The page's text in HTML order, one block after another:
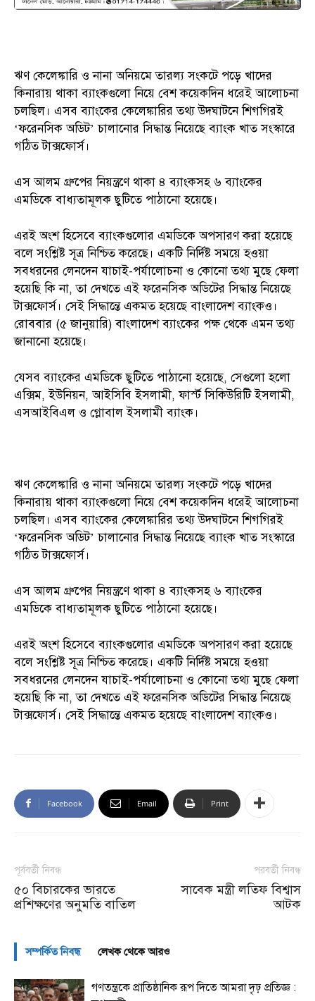
ঋণ কেলেঙ্কারি ও নানা অনিয়মে তারল্য সংকটে পড়ে খাদের
কিনারায় থাকা ব্যাংকগুলো নিয়ে বেশ কয়েকদিন ধরেই আলোচনা
চলছিল। এসব ব্যাংকের কেলেঙ্কারির তথ্য উদঘাটনে শিগগিরই
‘ফরেনসিক অডিট’ চালানোর সিদ্ধান্ত নিয়েছে ব্যাংক খাত সংস্কারে
গঠিত টাক্সফোর্স।
এস আলম গ্রুপের নিয়ন্ত্রণে থাকা ৪ ব্যাংকসহ ৬ ব্যাংকের
এমডিকে বাধ্যতামূলক ছুটিতে পাঠানো হয়েছে।
এরই অংশ হিসেবে ব্যাংকগুলোর এমডিকে অপসারণ করা হয়েছে
বলে সংশ্লিষ্ট সূত্র নিশ্চিত করেছে। একটি নির্দিষ্ট সময়ে হওয়া
সবধরনের লেনদেন যাচাই-পর্যালোচনা ও কোনো তথ্য মুছে ফেলা
হয়েছি কি না, তা দেখতে এই ফরেনসিক অডিটের সিদ্ধান্ত নিয়েছে
টাক্সফোর্স। সেই সিদ্ধান্তে একমত হয়েছে বাংলাদেশ ব্যাংকও।
রোববার (৫ জানুয়ারি) বাংলাদেশ ব্যাংকের পক্ষ থেকে এমন তথ্য
জানানো হয়েছে।
যেসব ব্যাংকের এমডিকে ছুটিতে পাঠানো হয়েছে, সেগুলো হলো
এক্সিম, ইউনিয়ন, আইসিবি ইসলামী, ফার্স্ট সিকিউরিটি ইসলামী,
এসআইবিএল ও গ্লোবাল ইসলামী ব্যাংক।
ঋণ কেলেঙ্কারি ও নানা অনিয়মে তারল্য সংকটে পড়ে খাদের
কিনারায় থাকা ব্যাংকগুলো নিয়ে বেশ কয়েকদিন ধরেই আলোচনা
চলছিল। এসব ব্যাংকের কেলেঙ্কারির তথ্য উদঘাটনে শিগগিরই
‘ফরেনসিক অডিট’ চালানোর সিদ্ধান্ত নিয়েছে ব্যাংক খাত সংস্কারে
গঠিত টাক্সফোর্স।
এস আলম গ্রুপের নিয়ন্ত্রণে থাকা ৪ ব্যাংকসহ ৬ ব্যাংকের
এমডিকে বাধ্যতামূলক ছুটিতে পাঠানো হয়েছে।
এরই অংশ হিসেবে ব্যাংকগুলোর এমডিকে অপসারণ করা হয়েছে
বলে সংশ্লিষ্ট সূত্র নিশ্চিত করেছে। একটি নির্দিষ্ট সময়ে হওয়া
সবধরনের লেনদেন যাচাই-পর্যালোচনা ও কোনো তথ্য মুছে ফেলা
হয়েছি কি না, তা দেখতে এই ফরেনসিক অডিটের সিদ্ধান্ত নিয়েছে
টাক্সফোর্স। সেই সিদ্ধান্তে একমত হয়েছে বাংলাদেশ ব্যাংকও।
Facebook Email Print
পূর্ববর্তী নিবন্ধ
৫০ বিচারকের ভারতে
প্রশিক্ষণের অনুমতি বাতিল
পরবর্তী নিবন্ধ
সাবেক মন্ত্রী লতিফ বিশ্বাস
আটক
সম্পর্কিত নিবন্ধ লেখক থেকে আরও
গণতন্ত্রকে প্রাতিষ্ঠানিক রূপ দিতে আমরা দৃঢ় প্রতিজ্ঞ :